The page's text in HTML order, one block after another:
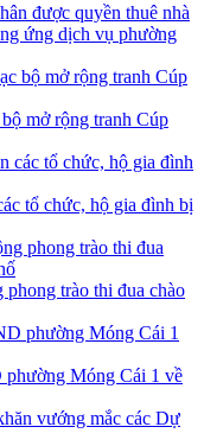
được quyền thuê nhà
ứng dịch vụ phường
mở rộng tranh Cúp
tổ chức, hộ gia đình bị
trào thi đua chào
Móng Cái 1 về